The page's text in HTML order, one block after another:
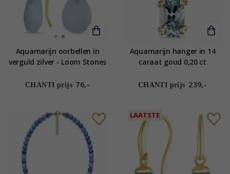
Aquamarijn oorbellen in
verguld zilver - Loom Stones
CHANTI prijs 76,-
Aquamarijn hanger in 14
caraat goud 0,20 ct
CHANTI prijs 239,-
LAATSTE